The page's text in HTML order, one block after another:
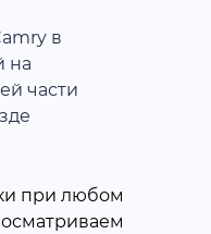
в
на
части
при любом